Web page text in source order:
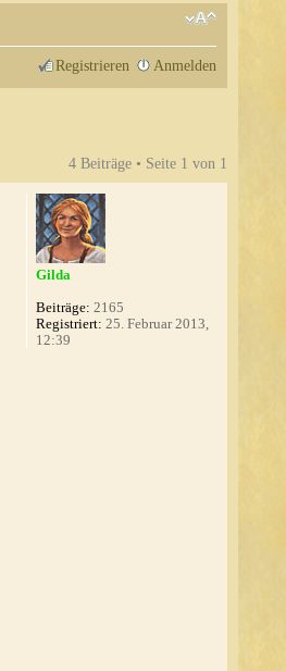
Registrieren Anmelden
4 Beiträge • Seite 1 von 1
Gilda
Beiträge: 2165
Registriert: 25. Februar 2013,
12:39